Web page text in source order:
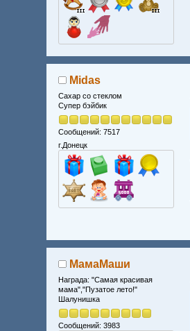
Midas
Сахар со стеклом
Супер бэйбик
Сообщений: 7517
г.Донецк
МамаМаши
Награда: "Самая красивая
мама","Пузатое лето!"
Шалунишка
Сообщений: 3983